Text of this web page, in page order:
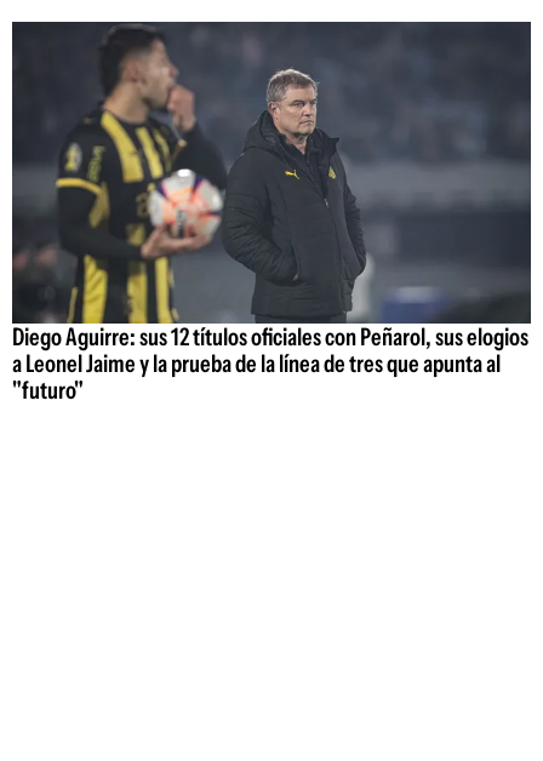
Diego Aguirre: sus 12 títulos oficiales con Peñarol, sus elogios
a Leonel Jaime y la prueba de la línea de tres que apunta al
"futuro"